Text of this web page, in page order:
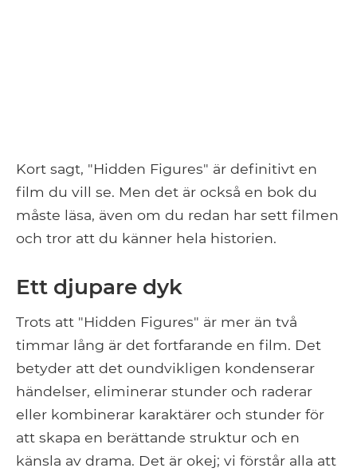
Kort sagt, "Hidden Figures" är definitivt en
film du vill se. Men det är också en bok du
måste läsa, även om du redan har sett filmen
och tror att du känner hela historien.
Ett djupare dyk
Trots att "Hidden Figures" är mer än två
timmar lång är det fortfarande en film. Det
betyder att det oundvikligen kondenserar
händelser, eliminerar stunder och raderar
eller kombinerar karaktärer och stunder för
att skapa en berättande struktur och en
känsla av drama. Det är okej; vi förstår alla att